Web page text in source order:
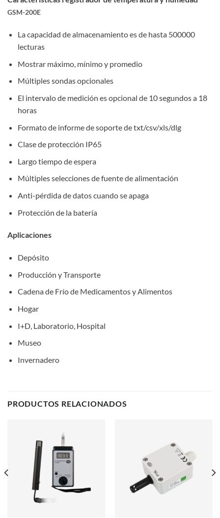
GSM-200E
La capacidad de almacenamiento es de hasta 500000
lecturas
Mostrar máximo, mínimo y promedio
Múltiples sondas opcionales
El intervalo de medición es opcional de 10 segundos a 18
horas
Formato de informe de soporte de txt/csv/xls/dlg
Clase de protección IP65
Largo tiempo de espera
Múltiples selecciones de fuente de alimentación
Anti-pérdida de datos cuando se apaga
Protección de la batería
Aplicaciones
Depósito
Producción y Transporte
Cadena de Frío de Medicamentos y Alimentos
Hogar
I+D, Laboratorio, Hospital
Museo
Invernadero
PRODUCTOS RELACIONADOS